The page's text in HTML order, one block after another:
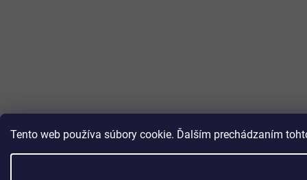
Tento web používa súbory cookie. Ďalším prechádzaním